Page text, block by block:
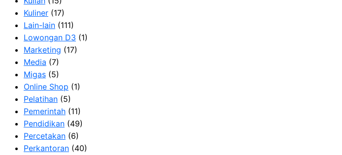
Kuliner (17)
Lain-lain (111)
Lowongan D3 (1)
Marketing (17)
Media (7)
Migas (5)
Online Shop (1)
Pelatihan (5)
Pemerintah (11)
Pendidikan (49)
Percetakan (6)
Perkantoran (40)